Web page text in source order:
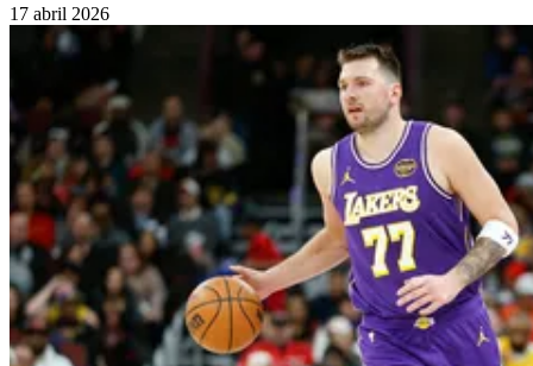
17 abril 2026